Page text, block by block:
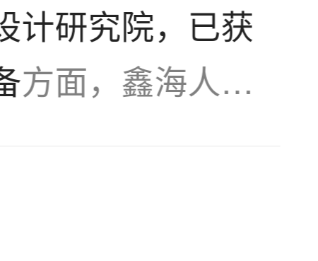
价格优惠等一系
计研究院，已获
方面，鑫海人不
的技能。创新的
、三层洗涤浓